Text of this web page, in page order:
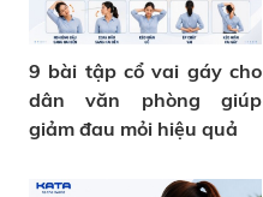
9 bài tập cổ vai gáy cho
dân văn phòng giúp
giảm đau mỏi hiệu quả